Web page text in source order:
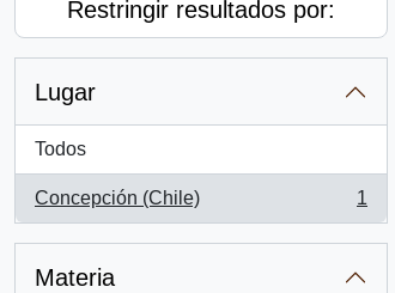
Restringir resultados por:
Lugar
Todos
Concepción (Chile)
, 1 resultados
1
Materia